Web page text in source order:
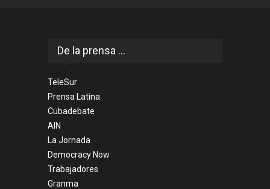
De la prensa ...
TeleSur
Prensa Latina
Cubadebate
AIN
La Jornada
Democracy Now
Trabajadores
Granma